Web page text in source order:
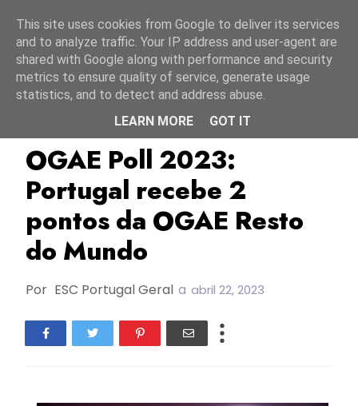
Finlândia Mimicat
OGAE Poll 2023:
Portugal recebe 2
pontos da OGAE Resto
do Mundo
Por ESC Portugal Geral a abril 22, 2023
This site uses cookies from Google to deliver its services
and to analyze traffic. Your IP address and user-agent are
shared with Google along with performance and security
metrics to ensure quality of service, generate usage
statistics, and to detect and address abuse.
LEARN MORE
GOT IT